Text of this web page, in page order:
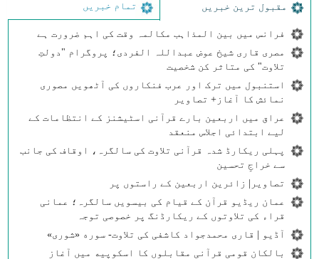
مقبول ترین خبریں تمام خبریں
فرانس میں بین المذاہب مکالمہ وقت کی اہم ضرورت ہے
مصری قاری شیخ عوض عبداللہ الفردی؛ پروگرام "دولتِ
تلاوت" کی متاثر کن شخصیت
استنبول میں ترک اور عرب فنکاروں کی آٹھویں مصوری
نمائش کا آغاز+ تصاویر
عراق میں اربعین بارے قرآنی اسٹیشنز کے انتظامات کے
لیے ابتدائی اجلاس منعقد
پہلی ریکارڈ شدہ قرآنی تلاوت کی سالگرہ، اوقاف کی جانب
سے خراجِ تحسین
تصاویر| زائرین اربعین کے راستوں پر
عمان ریڈیو قرآن کے قیام کی بیسویں سالگرہ؛ عمانی
قراء کی تلاوتوں کے ریکارڈنگ پر خصوصی توجہ
آڈیو | قاری محمدجواد کاشفی کی تلاوت- سوره‌‌ «شوری»
بالکان قومی قرآنی مقابلوں کا اسکوپیه میں آغاز